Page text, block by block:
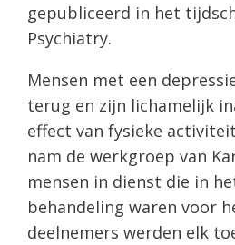
gepubliceerd in het
Psychiatry.
Mensen met een
terug en zijn lichamelijk
effect van fysieke
nam de werkgroep van
mensen in dienst die in
behandeling waren voor
deelnemers werden elk